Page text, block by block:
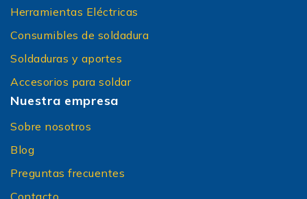
Herramientas Eléctricas
Consumibles de soldadura
Soldaduras y aportes
Accesorios para soldar
Nuestra empresa
Sobre nosotros
Blog
Preguntas frecuentes